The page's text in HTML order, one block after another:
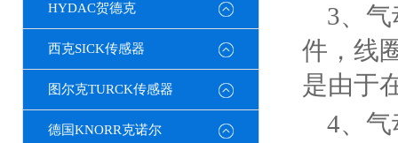
HYDAC贺德克
西克SICK传感器
图尔克TURCK传感器
德国KNORR克诺尔
3、
件，线
是由于
4、